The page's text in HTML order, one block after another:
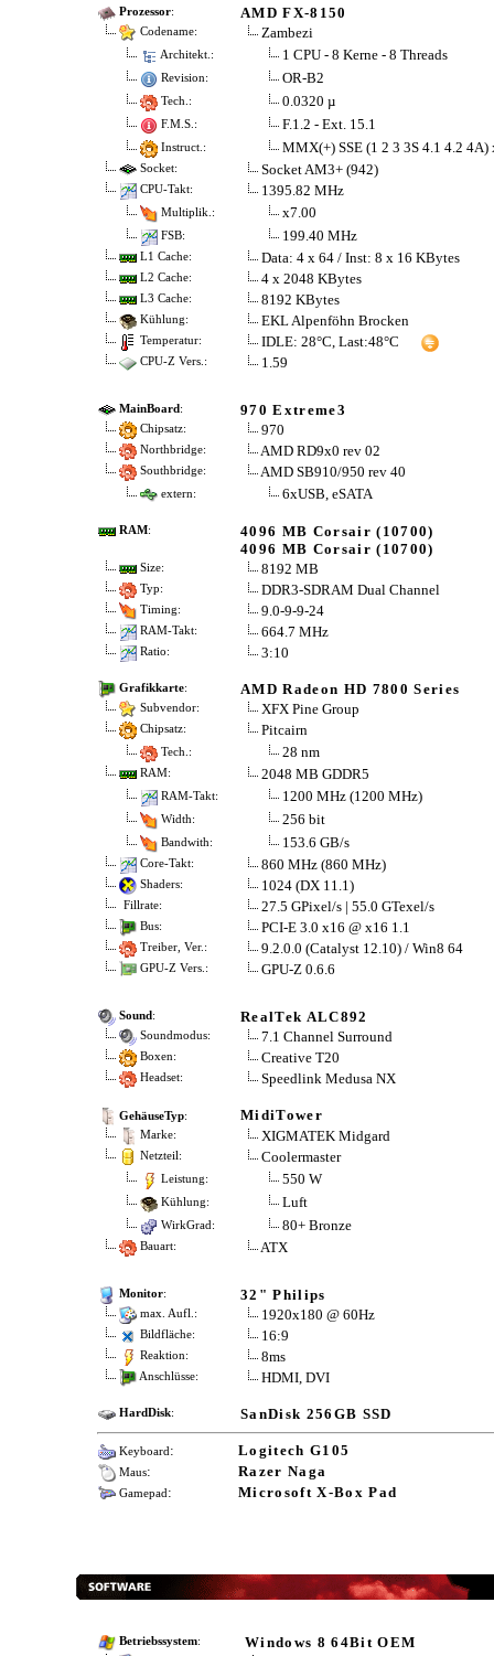
Prozessor: AMD FX-8150
Codename: Zambezi
Architekt.: 1 CPU - 8 Kerne - 8 Threads
Revision: OR-B2
Tech.: 0.0320 µ
F.M.S.: F.1.2 - Ext. 15.1
Instruct.: MMX(+) SSE (1 2 3 3S 4.1 4.2
Socket: Socket AM3+ (942)
CPU-Takt: 1395.82 MHz
Multiplik.: x7.00
FSB: 199.40 MHz
L1 Cache: Data: 4 x 64 / Inst: 8 x 16 KBytes
L2 Cache: 4 x 2048 KBytes
L3 Cache: 8192 KBytes
Kühlung: EKL Alpenföhn Brocken
Temperatur: IDLE: 28°C, Last:48°C
CPU-Z Vers.: 1.59
MainBoard: 970 Extreme3
Chipsatz: 970
Northbridge: AMD RD9x0 rev 02
Southbridge: AMD SB910/950 rev 40
extern: 6xUSB, eSATA
RAM:
4096 MB Corsair (10700)
4096 MB Corsair (10700)
Size: 8192 MB
Typ: DDR3-SDRAM Dual Channel
Timing: 9.0-9-9-24
RAM-Takt: 664.7 MHz
Ratio: 3:10
Grafikkarte: AMD Radeon HD 7800 Series
Subvendor: XFX Pine Group
Chipsatz: Pitcairn
Tech.: 28 nm
RAM: 2048 MB GDDR5
RAM-Takt: 1200 MHz (1200 MHz)
Width: 256 bit
Bandwith: 153.6 GB/s
Core-Takt: 860 MHz (860 MHz)
Shaders: 1024 (DX 11.1)
Fillrate: 27.5 GPixel/s | 55.0 GTexel/s
Bus: PCI-E 3.0 x16 @ x16 1.1
Treiber, Ver.: 9.2.0.0 (Catalyst 12.10) / Win8 64
GPU-Z Vers.: GPU-Z 0.6.6
Sound: RealTek ALC892
Soundmodus: 7.1 Channel Surround
Boxen: Creative T20
Headset: Speedlink Medusa NX
GehäuseTyp: MidiTower
Marke: XIGMATEK Midgard
Netzteil: Coolermaster
Leistung: 550 W
Kühlung: Luft
WirkGrad: 80+ Bronze
Bauart: ATX
Monitor: 32" Philips
max. Aufl.: 1920x180 @ 60Hz
Bildfläche: 16:9
Reaktion: 8ms
Anschlüsse: HDMI, DVI
HardDisk: SanDisk 256GB SSD
Keyboard: Logitech G105
Maus: Razer Naga
Gamepad: Microsoft X-Box Pad
Betriebssystem: Windows 8 64Bit OEM